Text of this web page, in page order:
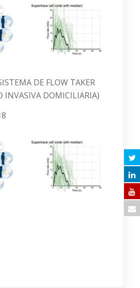
DE FLOW TAKER
INVASIVA DOMICILIARIA)